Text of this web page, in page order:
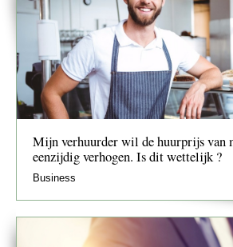
Mijn verhuurder wil de huurprijs van
eenzijdig verhogen. Is dit wettelijk ?
Business